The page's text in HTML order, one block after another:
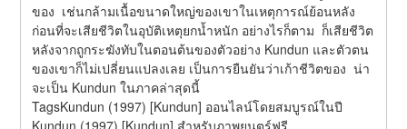
ของ  เช่นกล้ามเนื้อขนาดใหญ่ของเขาในเหตุการณ์ย้อนหลัง
ก่อนที่จะเสียชีวิตในอุบัติเหตุยกน้ำหนัก อย่างไรก็ตาม  ก็เสียชีวิต
หลังจากถูกระฆังทับในตอนต้นของตัวอย่าง Kundun และตัวตน
ของเขาก็ไม่เปลี่ยนแปลงเลย เป็นการยืนยันว่าเก้าชีวิตของ  น่า
จะเป็น Kundun ในภาคล่าสุดนี้
TagsKundun (1997) [Kundun] ออนไลน์โดยสมบูรณ์ในปี
Kundun (1997) [Kundun] สำหรับภาพยนตร์ฟรี